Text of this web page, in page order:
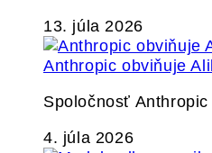
13. júla 2026
Anthropic obviňuje
Spoločnosť
4. júla 2026